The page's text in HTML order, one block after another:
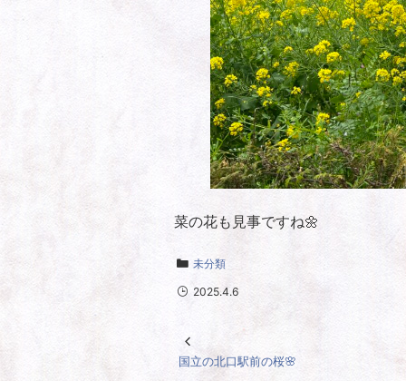
菜の花も見事ですね🌼
未分類
2025.4.6
国立の北口駅前の桜🌸